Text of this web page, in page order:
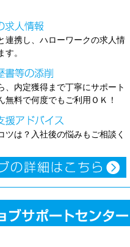
連携し、ハローワークの求人情
。
、内定獲得まで丁寧にサポート
無料で何度でもご利用ＯＫ！
ツは？入社後の悩みもご相談く